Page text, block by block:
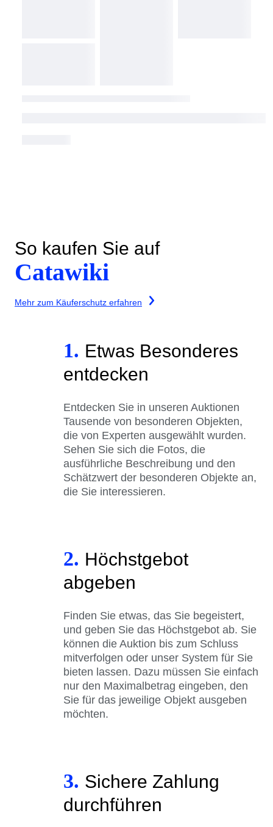
So kaufen Sie auf
Catawiki
Mehr zum Käuferschutz erfahren
1. Etwas Besonderes
entdecken
Entdecken Sie in unseren Auktionen
Tausende von besonderen Objekten,
die von Experten ausgewählt wurden.
Sehen Sie sich die Fotos, die
ausführliche Beschreibung und den
Schätzwert der besonderen Objekte an,
die Sie interessieren.
2. Höchstgebot
abgeben
Finden Sie etwas, das Sie begeistert,
und geben Sie das Höchstgebot ab. Sie
können die Auktion bis zum Schluss
mitverfolgen oder unser System für Sie
bieten lassen. Dazu müssen Sie einfach
nur den Maximalbetrag eingeben, den
Sie für das jeweilige Objekt ausgeben
möchten.
3. Sichere Zahlung
durchführen